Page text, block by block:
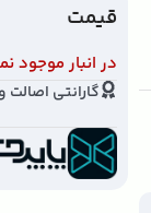
قیمت
در انبار موجود
گارانتی اصالت